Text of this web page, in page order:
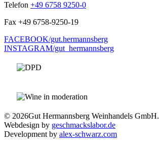
Telefon +49 6758 9250-0
Fax +49 6758-9250-19
FACEBOOK/gut.hermannsberg
INSTAGRAM/gut_hermannsberg
© 2026Gut Hermannsberg Weinhandels GmbH.
Webdesign by geschmackslabor.de
Development by alex-schwarz.com